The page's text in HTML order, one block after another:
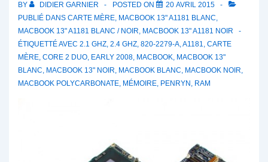
+
2GO
Ram
820-
1889-
BY DIDIER GARNIER POSTED ON
20 AVRIL 2015
PUBLIÉ DANS CARTE MÈRE, MACBOOK 13" A1181 BLANC,
MACBOOK 13" A1181 BLANC / NOIR, MACBOOK 13" A1181 NOIR
ÉTIQUETTÉ AVEC 2.1 GHZ, 2.4 GHZ, 820-2279-A,A1181, CARTE
MÈRE, CORE 2 DUO, EARLY 2008, MACBOOK, MACBOOK 13"
BLANC, MACBOOK 13" NOIR, MACBOOK BLANC, MACBOOK NOIR,
MACBOOK POLYCARBONATE, MÉMOIRE, PENRYN , RAM